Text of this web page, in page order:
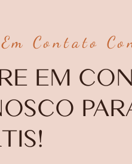
Contato
EM